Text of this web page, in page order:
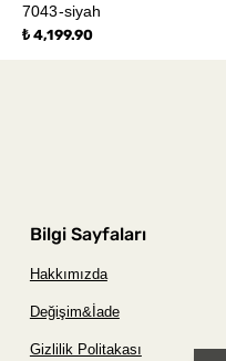
7043-siyah
₺ 4,199.90
Bilgi Sayfaları
Hakkımızda
Değişim&İade
Gizlilik Politakası